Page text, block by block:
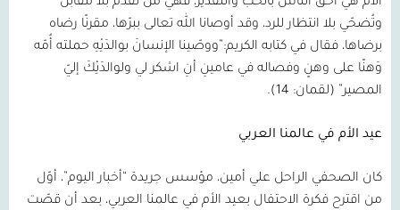
وتُضحّي بلا انتظار للرد، وقد أوصانا الله تعالى ببرّها، مقرنًا رضاه
برضاها، فقال في كتابه الكريم:”ووصّينا الإنسانَ بوالدَيْهِ حملته أُمّه
وَهنًا على وهنٍ وفصاله في عامينِ أنِ اشكر لي ولوالدَيْكَ إليّ
المصير” (لقمان: 14
).
عيد الأم في عالمنا العربي
كان الصحفي الراحل علي أمين، مؤسس جريدة “أخبار اليوم”، أوّل
من اقترح فكرة الاحتفال بعيد الأم في عالمنا العربي، بعد أن قصّت